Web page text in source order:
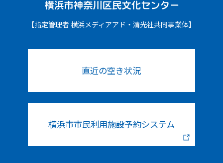
【指定管理者 横浜メディアアド・清光社共同事業体】
直近の空き状況
横浜市市民利用施設予約システム